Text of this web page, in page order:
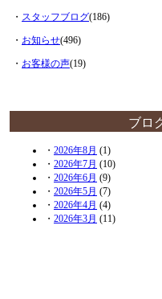
・ スタッフブログ(186)
・ お知らせ(496)
・ お客様の声(19)
ブロ
・ 2026年8月 (1)
・ 2026年7月 (10)
・ 2026年6月 (9)
・ 2026年5月 (7)
・ 2026年4月 (4)
・ 2026年3月 (11)